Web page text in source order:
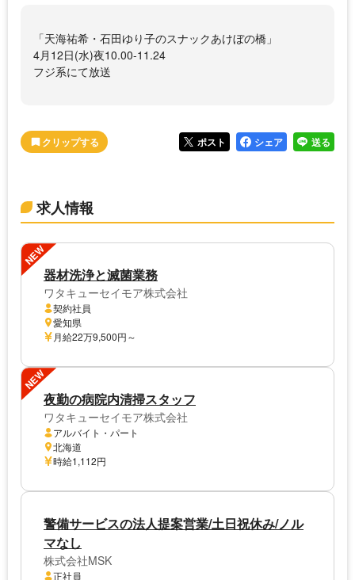
「天海祐希・石田ゆり子のスナックあけぼの橋」
4月12日(水)夜10.00-11.24
フジ系にて放送
ポスト シェア 送る
求人情報
NEW
器材洗浄と滅菌業務
ワタキューセイモア株式会社
契約社員
愛知県
月給22万9,500円～
NEW
夜勤の病院内清掃スタッフ
ワタキューセイモア株式会社
アルバイト・パート
北海道
時給1,112円
警備サービスの法人提案営業/土日祝休み/ノル
マなし
株式会社MSK
正社員